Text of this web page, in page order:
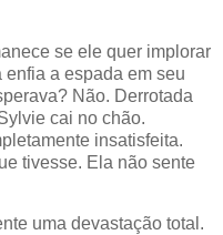
se ele quer implorar
a espada em seu
Não. Derrotada
cai no chão.
insatisfeita.
tivesse. Ela não sente
uma devastação total.